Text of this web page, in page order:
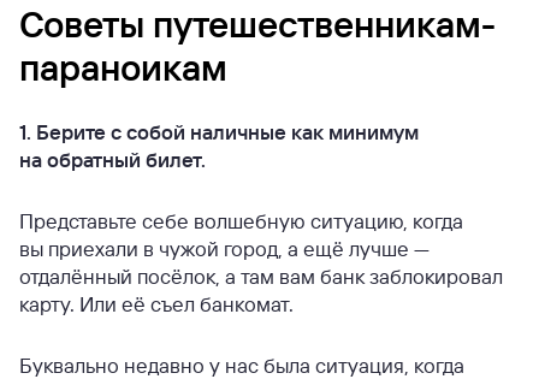
Советы путешественникам-
параноикам
1. Берите с собой наличные как минимум
на обратный билет.
Представьте себе волшебную ситуацию, когда
вы приехали в чужой город, а ещё лучше —
отдалённый посёлок, а там вам банк заблокировал
карту. Или её съел банкомат.
Буквально недавно у нас была ситуация, когда